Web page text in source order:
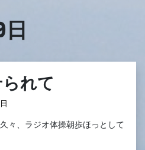
れて
5
々、ラジオ体操朝歩ほっとして